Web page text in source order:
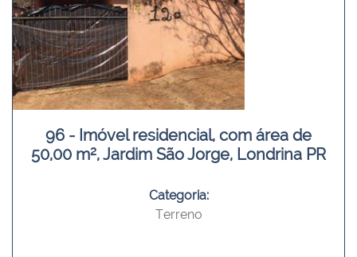
96 - Imóvel residencial, com área de
50,00 m², Jardim São Jorge, Londrina PR
Categoria:
Terreno